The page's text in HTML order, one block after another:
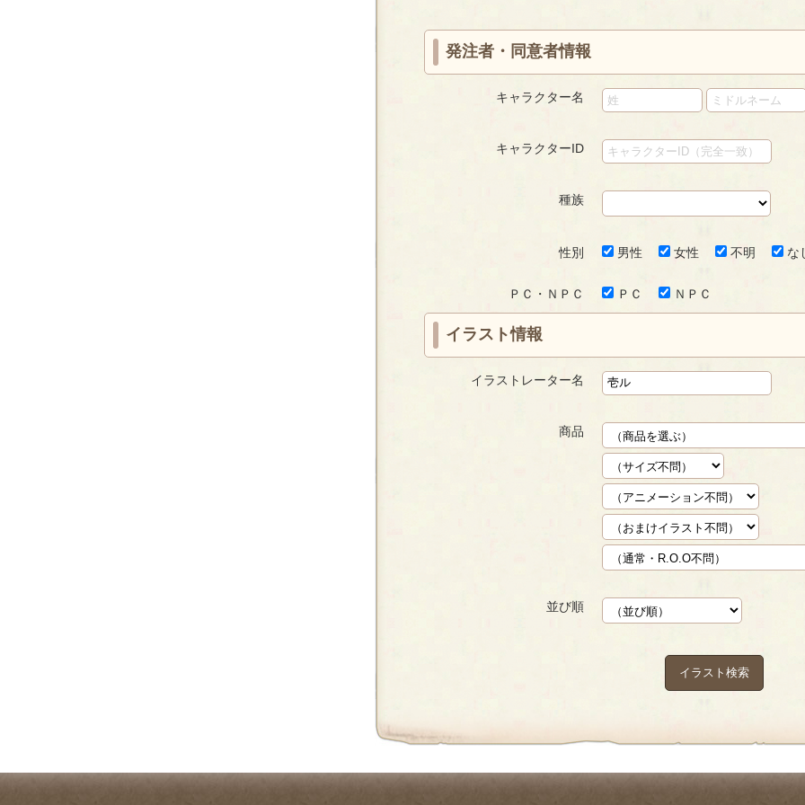
発注者・同意者情報
キャラクター名
キャラクターID
種族
性別 男性 女性 不明 な
ＰＣ・ＮＰＣ ＰＣ ＮＰＣ
イラスト情報
イラストレーター名
商品
並び順
イラスト検索